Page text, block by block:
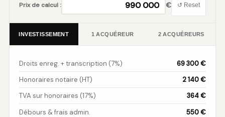
Prix de calcul : € ↺ Reset
INVESTISSEMENT 1 ACQUÉREUR 2 ACQUÉREURS
Droits enreg. + transcription (7%)
69 300 €
Honoraires notaire (HT)
2 140 €
TVA sur honoraires (17%)
364 €
Débours & frais admin.
550 €